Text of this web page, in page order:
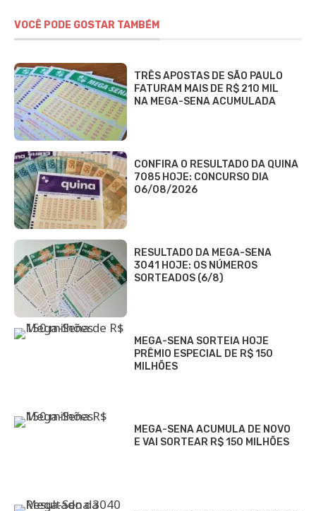
VOCÊ PODE GOSTAR TAMBÉM
TRÊS APOSTAS DE SÃO PAULO
FATURAM MAIS DE R$ 210 MIL
NA MEGA-SENA ACUMULADA
CONFIRA O RESULTADO DA QUINA
7085 HOJE: CONCURSO DIA
06/08/2026
RESULTADO DA MEGA-SENA
3041 HOJE: OS NÚMEROS
SORTEADOS (6/8)
MEGA-SENA SORTEIA HOJE
PRÊMIO ESPECIAL DE R$ 150
MILHÕES
MEGA-SENA ACUMULA DE NOVO
E VAI SORTEAR R$ 150 MILHÕES